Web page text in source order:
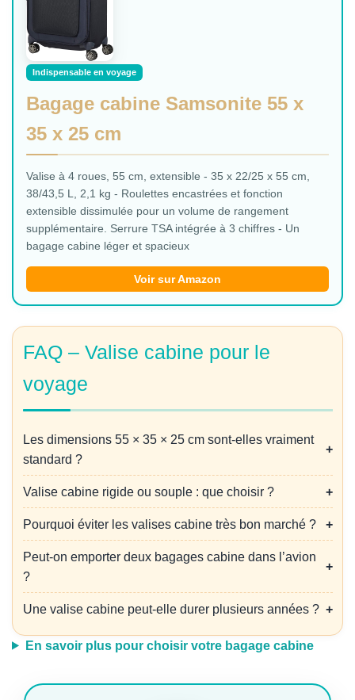
Indispensable en voyage
Bagage cabine Samsonite 55 x
35 x 25 cm
Valise à 4 roues, 55 cm, extensible - 35 x 22/25 x 55 cm,
38/43,5 L, 2,1 kg - Roulettes encastrées et fonction
extensible dissimulée pour un volume de rangement
supplémentaire. Serrure TSA intégrée à 3 chiffres - Un
bagage cabine léger et spacieux
Voir sur Amazon
FAQ – Valise cabine pour le
voyage
Les dimensions 55 × 35 × 25 cm sont-elles vraiment
standard ?
Valise cabine rigide ou souple : que choisir ?
Pourquoi éviter les valises cabine très bon marché ?
Peut-on emporter deux bagages cabine dans l’avion
?
Une valise cabine peut-elle durer plusieurs années ?
En savoir plus pour choisir votre bagage cabine